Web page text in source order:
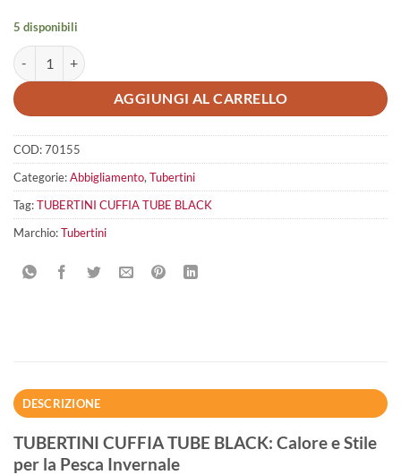
5 disponibili
TUBERTINI CUFFIA TUBE BLACK quantità
AGGIUNGI AL CARRELLO
COD:70155
Categorie:Abbigliamento, Tubertini
Tag:TUBERTINI CUFFIA TUBE BLACK
Marchio:Tubertini
DESCRIZIONE
TUBERTINI CUFFIA TUBE BLACK: Calore e Stile
per la Pesca Invernale